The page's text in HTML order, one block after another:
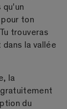
qu'un
ton
trouveras
la vallée
la
du